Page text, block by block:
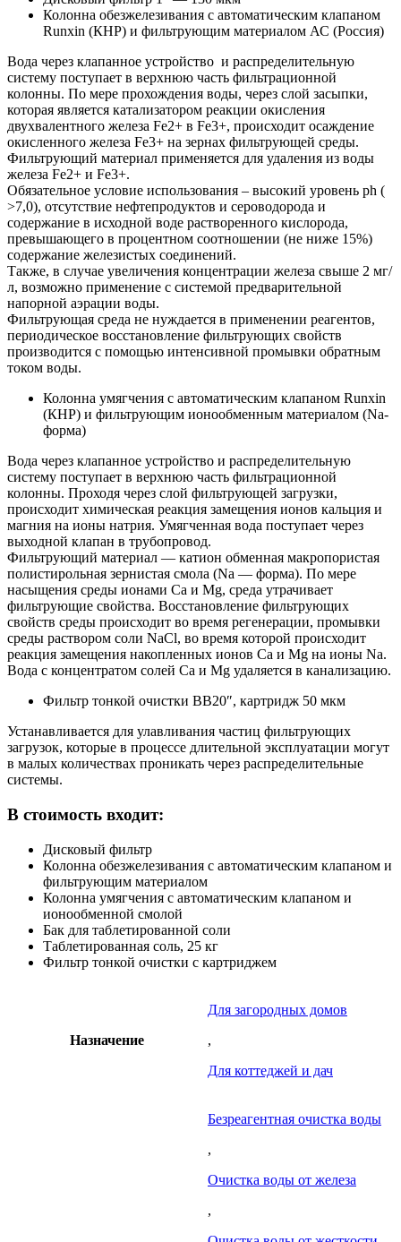
Колонна обезжелезивания с автоматическим клапаном
Runxin (КНР) и фильтрующим материалом АС (Россия)
Вода через клапанное устройство и распределительную
систему поступает в верхнюю часть фильтрационной
колонны. По мере прохождения воды, через слой засыпки,
которая является катализатором реакции окисления
двухвалентного железа Fe2+ в Fe3+, происходит осаждение
окисленного железа Fe3+ на зернах фильтрующей среды.
Фильтрующий материал применяется для удаления из воды
железа Fe2+ и Fe3+.
Обязательное условие использования – высокий уровень ph (
>7,0), отсутствие нефтепродуктов и сероводорода и
содержание в исходной воде растворенного кислорода,
превышающего в процентном соотношении (не ниже 15%)
содержание железистых соединений.
Также, в случае увеличения концентрации железа свыше 2 мг/
л, возможно применение с системой предварительной
напорной аэрации воды.
Фильтрующая среда не нуждается в применении реагентов,
периодическое восстановление фильтрующих свойств
производится с помощью интенсивной промывки обратным
током воды.
Колонна умягчения с автоматическим клапаном Runxin
(КНР) и фильтрующим ионообменным материалом (Na-
форма)
Вода через клапанное устройство и распределительную
систему поступает в верхнюю часть фильтрационной
колонны. Проходя через слой фильтрующей загрузки,
происходит химическая реакция замещения ионов кальция и
магния на ионы натрия. Умягченная вода поступает через
выходной клапан в трубопровод.
Фильтрующий материал — катион обменная макропористая
полистирольная зернистая смола (Na — форма). По мере
насыщения среды ионами Ca и Mg, среда утрачивает
фильтрующие свойства. Восстановление фильтрующих
свойств среды происходит во время регенерации, промывки
среды раствором соли NaCl, во время которой происходит
реакция замещения накопленных ионов Ca и Mg на ионы Na.
Вода с концентратом солей Ca и Mg удаляется в канализацию.
Фильтр тонкой очистки ВВ20″, картридж 50 мкм
Устанавливается для улавливания частиц фильтрующих
загрузок, которые в процессе длительной эксплуатации могут
в малых количествах проникать через распределительные
системы.
В стоимость входит:
Дисковый фильтр
Колонна обезжелезивания с автоматическим клапаном и
фильтрующим материалом
Колонна умягчения с автоматическим клапаном и
ионообменной смолой
Бак для таблетированной соли
Таблетированная соль, 25 кг
Фильтр тонкой очистки с картриджем
Назначение
Для загородных домов
,
Для коттеджей и дач
Безреагентная очистка воды
,
Очистка воды от железа
,